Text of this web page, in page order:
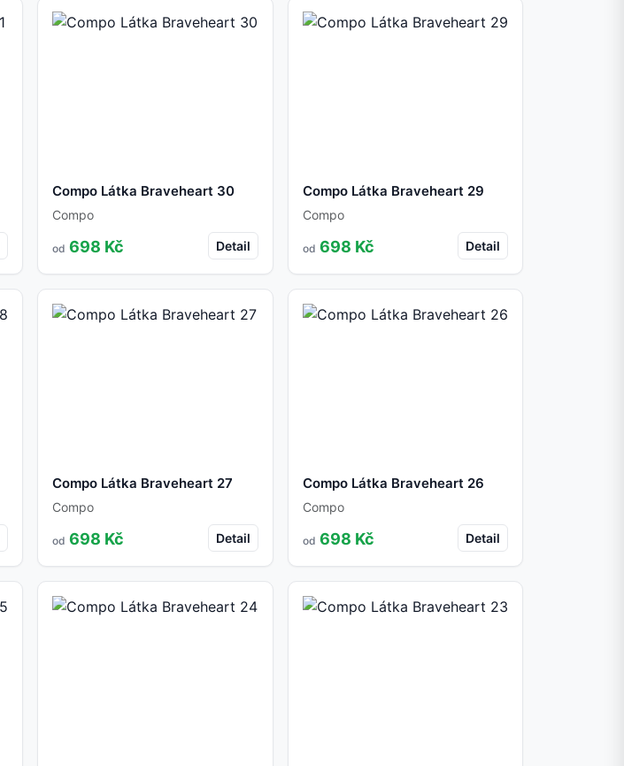
Compo Látka Braveheart 30
Compo
od 698 Kč Detail
Compo Látka Braveheart 29
Compo
od 698 Kč Detail
Compo Látka Braveheart 27
Compo
od 698 Kč Detail
Compo Látka Braveheart 26
Compo
od 698 Kč Detail